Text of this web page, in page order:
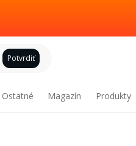
Potvrdiť
Ostatné Magazín Produkty